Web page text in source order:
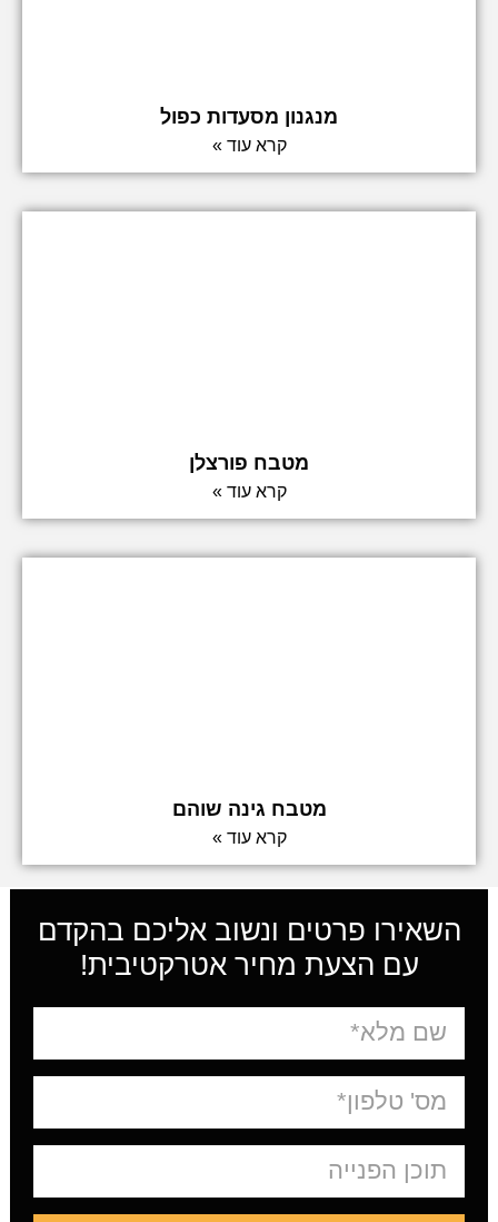
מנגנון מסעדות כפול
קרא עוד »
מטבח פורצלן
קרא עוד »
מטבח גינה שוהם
קרא עוד »
השאירו פרטים ונשוב אליכם בהקדם
עם הצעת מחיר אטרקטיבית!